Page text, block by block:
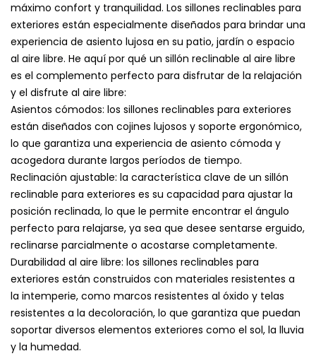
máximo confort y tranquilidad. Los sillones reclinables para
exteriores están especialmente diseñados para brindar una
experiencia de asiento lujosa en su patio, jardín o espacio
al aire libre. He aquí por qué un sillón reclinable al aire libre
es el complemento perfecto para disfrutar de la relajación
y el disfrute al aire libre:
Asientos cómodos: los sillones reclinables para exteriores
están diseñados con cojines lujosos y soporte ergonómico,
lo que garantiza una experiencia de asiento cómoda y
acogedora durante largos períodos de tiempo.
Reclinación ajustable: la característica clave de un sillón
reclinable para exteriores es su capacidad para ajustar la
posición reclinada, lo que le permite encontrar el ángulo
perfecto para relajarse, ya sea que desee sentarse erguido,
reclinarse parcialmente o acostarse completamente.
Durabilidad al aire libre: los sillones reclinables para
exteriores están construidos con materiales resistentes a
la intemperie, como marcos resistentes al óxido y telas
resistentes a la decoloración, lo que garantiza que puedan
soportar diversos elementos exteriores como el sol, la lluvia
y la humedad.